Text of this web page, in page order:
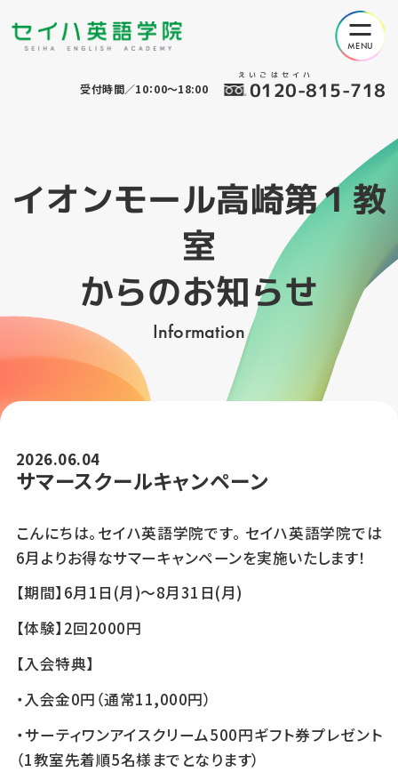
えいごはセイハ
0120-815-718
受付時間／10：00～18:00
イオンモール高崎第１教
室
からのお知らせ
Information
2026.06.04
サマースクールキャンペーン
こんにちは。セイハ英語学院です。 セイハ英語学院では
6月よりお得なサマーキャンペーンを実施いたします！
【期間】6月1日(月)～8月31日(月)
【体験】2回2000円
【入会特典】
・入会金0円（通常11,000円）
・サーティワンアイスクリーム500円ギフト券プレゼント
（1教室先着順5名様までとなります）